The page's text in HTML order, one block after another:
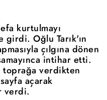
kurtulmayı
girdi. Oğlu Tarık'ın
çılgına dönen
intihar etti.
toprağa verdikten
açarak
verdi.